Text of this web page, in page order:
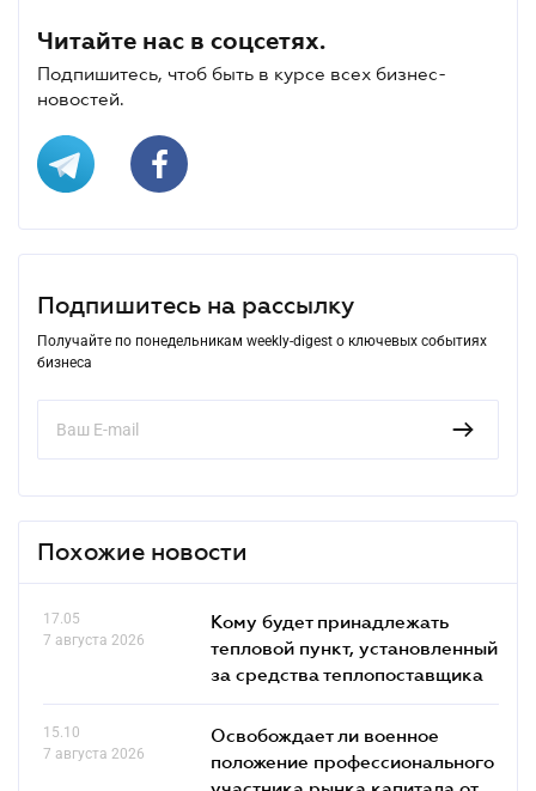
Читайте нас в соцсетях.
Подпишитесь, чтоб быть в курсе всех бизнес-
новостей.
Подпишитесь на рассылку
Получайте по понедельникам weekly-digest о ключевых событиях
бизнеса
Похожие новости
17.05
7 августа 2026
Кому будет принадлежать
тепловой пункт, установленный
за средства теплопоставщика
15.10
7 августа 2026
Освобождает ли военное
положение профессионального